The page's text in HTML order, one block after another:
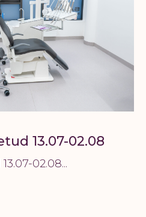
13.07-02.08
02.08...